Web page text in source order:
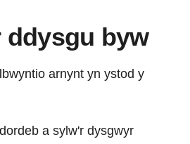
ddysgu byw
arnynt yn ystod y
a sylw'r dysgwyr